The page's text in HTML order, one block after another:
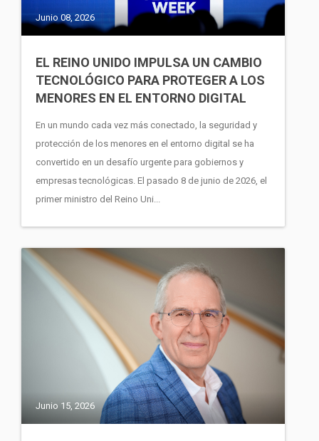
Junio 08, 2026
EL REINO UNIDO IMPULSA UN CAMBIO
TECNOLÓGICO PARA PROTEGER A LOS
MENORES EN EL ENTORNO DIGITAL
En un mundo cada vez más conectado, la seguridad y
protección de los menores en el entorno digital se ha
convertido en un desafío urgente para gobiernos y
empresas tecnológicas. El pasado 8 de junio de 2026, el
primer ministro del Reino Uni...
Junio 15, 2026